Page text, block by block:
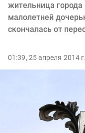
жительница города
малолетней
скончалась от
01:39, 25 апреля 2014 г.